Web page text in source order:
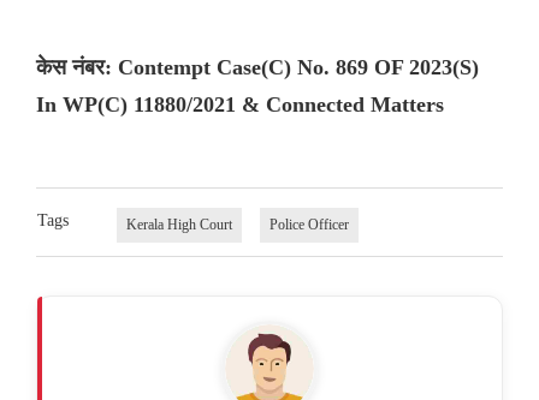
केस नंबर: Contempt Case(C) No. 869 OF 2023(S)
In WP(C) 11880/2021 & Connected Matters
Tags Kerala High Court Police Officer